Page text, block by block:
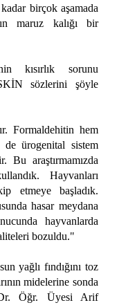
birçok aşamada
maruz kalığı bir
kısırlık sorunu
sözlerini şöyle
Formaldehitin hem
ürogenital sistem
Bu araştırmamızda
Hayvanları
etmeye başladık.
hasar meydana
hayvanlarda
bozuldu."
yağlı fındığını toz
midelerine sonda
Dr. Öğr. Üyesi Arif